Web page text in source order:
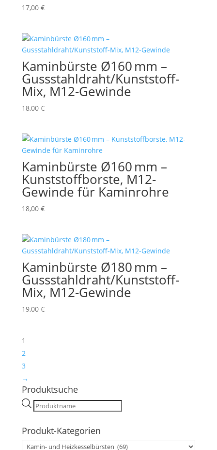
17,00 €
Kaminbürste Ø160 mm –
Gussstahldraht/Kunststoff-
Mix, M12-Gewinde
18,00 €
Kaminbürste Ø160 mm –
Kunststoffborste, M12-
Gewinde für Kaminrohre
18,00 €
Kaminbürste Ø180 mm –
Gussstahldraht/Kunststoff-
Mix, M12-Gewinde
19,00 €
1
2
3
→
Produktsuche
Products
Produkt-Kategorien